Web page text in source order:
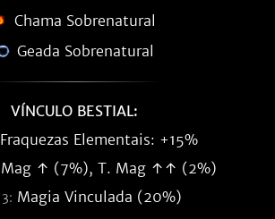
Chama Sobrenatural
Geada Sobrenatural
VÍNCULO BESTIAL:
Fraquezas Elementais: +15%
↑ (7%), T. Mag ↑↑ (2%)
Magia Vinculada (20%)